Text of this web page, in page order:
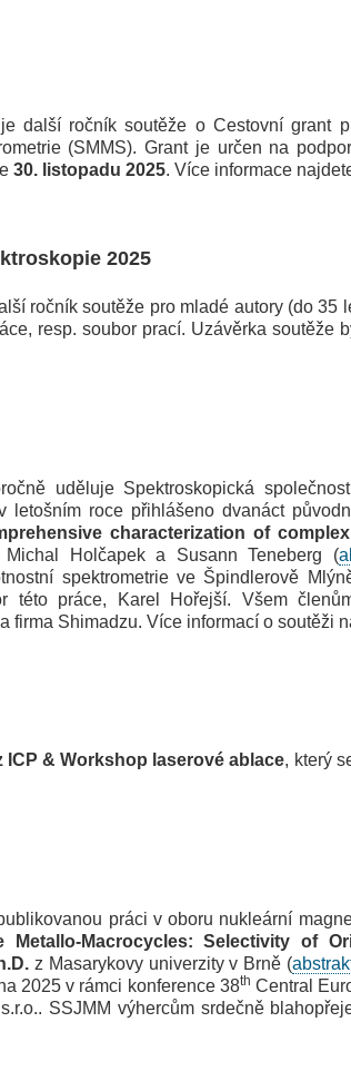
ročník soutěže o Cestovní grant
(SMMS). Grant je určen na
30. listopadu 2025. Více informace
2025
ročník soutěže pro mladé autory (do 35
resp. soubor prací. Uzávěrka soutěže
uděluje Spektroskopická
roce přihlášeno dvanáct
characterization of
Holčapek a Susann Teneberg (
spektrometrie ve Špindlerově
této práce, Karel Hořejší. Všem
firma Shimadzu. Více informací o soutěži
ICP & Workshop laserové ablace, který
práci v oboru nukleární
Macrocycles: Selectivity of
z Masarykovy univerzity v Brně (
2025 v rámci konference 38th Central
SSJMM výhercům srdečně